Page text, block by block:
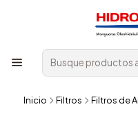
Inicio Filtros Filtros de